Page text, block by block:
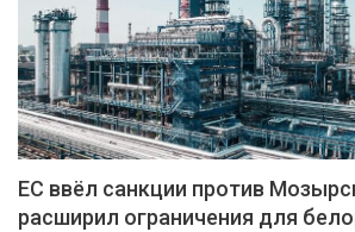
ЕС ввёл санкции против
расширил ограничения для